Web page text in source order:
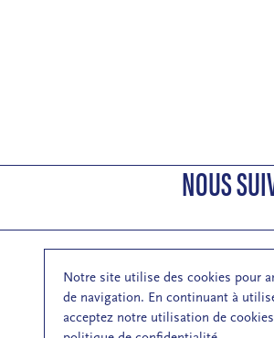
Notre site utilise des cookies pour
de navigation. En continuant à
acceptez notre utilisation de
NOUS
S'inscrire à la
Mentions légales Respect de la vie